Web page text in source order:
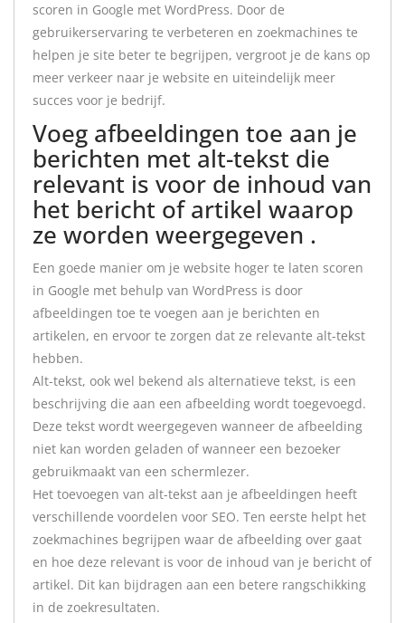
scoren in Google met WordPress. Door de
gebruikerservaring te verbeteren en zoekmachines te
helpen je site beter te begrijpen, vergroot je de kans op
meer verkeer naar je website en uiteindelijk meer
succes voor je bedrijf.
Voeg afbeeldingen toe aan je
berichten met alt-tekst die
relevant is voor de inhoud van
het bericht of artikel waarop
ze worden weergegeven .
Een goede manier om je website hoger te laten scoren
in Google met behulp van WordPress is door
afbeeldingen toe te voegen aan je berichten en
artikelen, en ervoor te zorgen dat ze relevante alt-tekst
hebben.
Alt-tekst, ook wel bekend als alternatieve tekst, is een
beschrijving die aan een afbeelding wordt toegevoegd.
Deze tekst wordt weergegeven wanneer de afbeelding
niet kan worden geladen of wanneer een bezoeker
gebruikmaakt van een schermlezer.
Het toevoegen van alt-tekst aan je afbeeldingen heeft
verschillende voordelen voor SEO. Ten eerste helpt het
zoekmachines begrijpen waar de afbeelding over gaat
en hoe deze relevant is voor de inhoud van je bericht of
artikel. Dit kan bijdragen aan een betere rangschikking
in de zoekresultaten.